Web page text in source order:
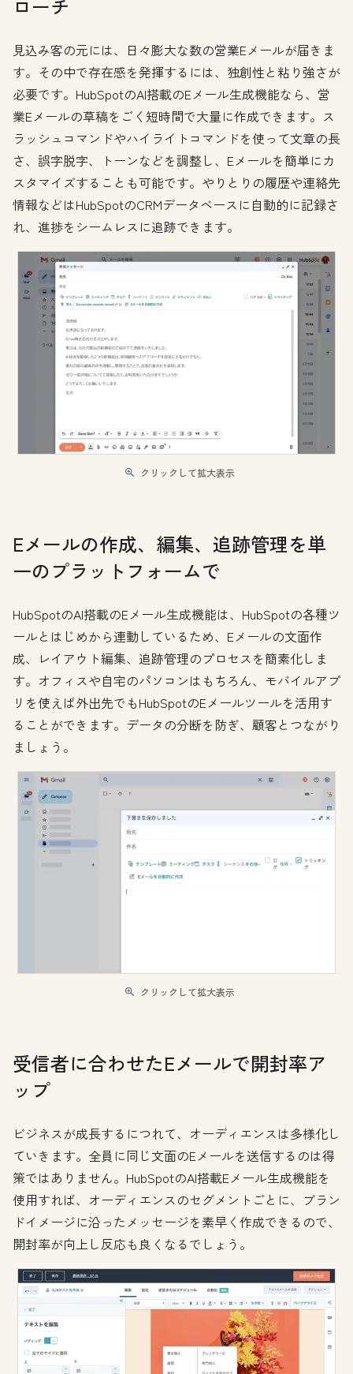
ローチ
見込み客の元には、日々膨大な数の営業Eメールが届きま
す。その中で存在感を発揮するには、独創性と粘り強さが
必要です。HubSpotのAI搭載のEメール生成機能なら、営
業Eメールの草稿をごく短時間で大量に作成できます。ス
ラッシュコマンドやハイライトコマンドを使って文章の長
さ、誤字脱字、トーンなどを調整し、Eメールを簡単にカ
スタマイズすることも可能です。やりとりの履歴や連絡先
情報などはHubSpotのCRMデータベースに自動的に記録さ
れ、進捗をシームレスに追跡できます。
クリックして拡大表示
Eメールの作成、編集、追跡管理を単
一のプラットフォームで
HubSpotのAI搭載のEメール生成機能は、HubSpotの各種ツ
ールとはじめから連動しているため、Eメールの文面作
成、レイアウト編集、追跡管理のプロセスを簡素化しま
す。オフィスや自宅のパソコンはもちろん、モバイルアプ
リを使えば外出先でもHubSpotのEメールツールを活用す
ることができます。データの分断を防ぎ、顧客とつながり
ましょう。
クリックして拡大表示
受信者に合わせたEメールで開封率ア
ップ
ビジネスが成長するにつれて、オーディエンスは多様化し
ていきます。全員に同じ文面のEメールを送信するのは得
策ではありません。HubSpotのAI搭載Eメール生成機能を
使用すれば、オーディエンスのセグメントごとに、ブラン
ドイメージに沿ったメッセージを素早く作成できるので、
開封率が向上し反応も良くなるでしょう。